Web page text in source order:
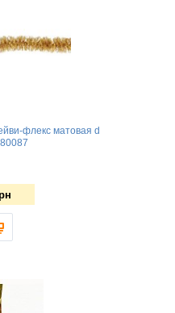
флекс матовая d